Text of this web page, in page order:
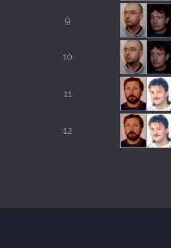
9
10
11
12